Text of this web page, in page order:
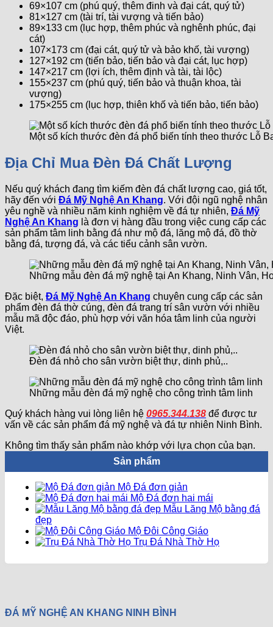
69×107 cm (phú quý, thêm đinh và đại cát, quý tử)
81×127 cm (tài trí, tài vượng và tiến bảo)
89×133 cm (lục hợp, thêm phúc và nghênh phúc, đại
cát)
107×173 cm (đại cát, quý tử và bảo khố, tài vượng)
127×192 cm (tiến bảo, tiến bảo và đại cát, lục hợp)
147×217 cm (lợi ích, thêm định và tài, tài lộc)
155×237 cm (phú quý, tiến bảo và thuận khoa, tài
vượng)
175×255 cm (lục hợp, thiên khố và tiến bảo, tiến bảo)
Một số kích thước đèn đá phổ biến tính theo thước Lỗ
Địa Chỉ Mua Đèn Đá Chất Lượng
Nếu quý khách đang tìm kiếm đèn đá chất lượng cao, giá tốt,
hãy đến với Đá Mỹ Nghệ An Khang. Với đội ngũ nghệ nhân
yêu nghề và nhiều năm kinh nghiệm về đá tự nhiên, Đá Mỹ
Nghệ An Khang là đơn vị hàng đầu trong việc cung cấp các
sản phẩm tâm linh bằng đá như mộ đá, lăng mộ đá, đồ thờ
bằng đá, tượng đá, và các tiểu cảnh sân vườn.
Những mẫu đèn đá mỹ nghệ tại An Khang, Ninh Vân,
Đặc biệt, Đá Mỹ Nghệ An Khang chuyên cung cấp các sản
phẩm đèn đá thờ cúng, đèn đá trang trí sân vườn với nhiều
mẫu mã độc đáo, phù hợp với văn hóa tâm linh của người
Việt.
Đèn đá nhỏ cho sân vườn biệt thự, dinh phủ,..
Những mẫu đèn đá mỹ nghệ cho công trình tâm linh
Quý khách hàng vui lòng liên hệ 0965.344.138 để được tư
vấn về các sản phẩm đá mỹ nghệ và đá tự nhiên Ninh Bình.
Không tìm thấy sản phẩm nào khớp với lựa chọn của bạn.
Sản phẩm
Mộ Đá đơn giản
Mộ Đá đơn hai mái
Mẫu Lăng Mộ bằng đá
đẹp
Mộ Đôi Công Giáo
Trụ Đá Nhà Thờ Họ
ĐÁ MỸ NGHỆ AN KHANG NINH BÌNH